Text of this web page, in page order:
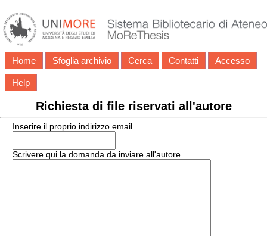
Home Sfoglia archivio Cerca Contatti Accesso
Help
Richiesta di file riservati all'autore
Inserire il proprio indirizzo email
Scrivere qui la domanda da inviare all'autore